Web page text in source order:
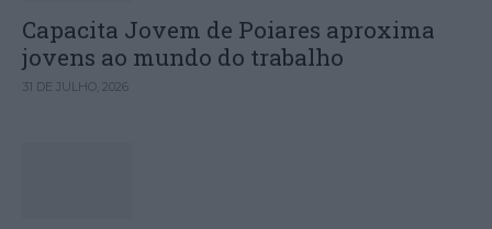
Capacita Jovem de Poiares aproxima
jovens ao mundo do trabalho
31 DE JULHO, 2026